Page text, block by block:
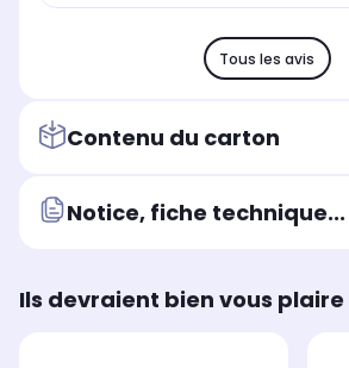
Tous les avis
Contenu du carton
Notice, fiche technique...
Ils devraient bien vous plaire